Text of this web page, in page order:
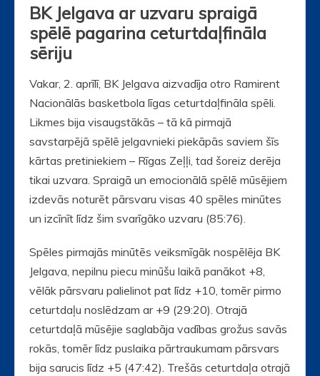
BK Jelgava ar uzvaru spraigā
spēlē pagarina ceturtdaļfināla
sēriju
Vakar, 2. aprīlī, BK Jelgava aizvadīja otro Ramirent
Nacionālās basketbola līgas ceturtdaļfināla spēli.
Likmes bija visaugstākās – tā kā pirmajā
savstarpējā spēlē jelgavnieki piekāpās saviem šīs
kārtas pretiniekiem – Rīgas Zeļļi, tad šoreiz derēja
tikai uzvara. Spraigā un emocionālā spēlē mūsējiem
izdevās noturēt pārsvaru visas 40 spēles minūtes
un izcīnīt līdz šim svarīgāko uzvaru (85:76).
Spēles pirmajās minūtēs veiksmīgāk nospēlēja BK
Jelgava, nepilnu piecu minūšu laikā panākot +8,
vēlāk pārsvaru palielinot pat līdz +10, tomēr pirmo
ceturtdaļu noslēdzam ar +9 (29:20). Otrajā
ceturtdaļā mūsējie saglabāja vadības grožus savās
rokās, tomēr līdz puslaika pārtraukumam pārsvars
bija sarucis līdz +5 (47:42). Trešās ceturtdaļa otrajā